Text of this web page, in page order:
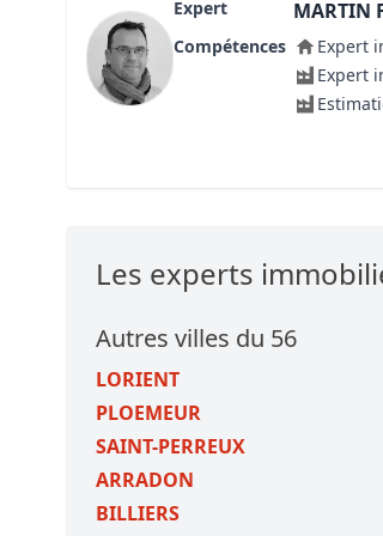
Expert MARTIN
Compétences
Expert
Expert
Les experts
Autres villes du 56
LORIENT
PLOEMEUR
SAINT-PERREUX
ARRADON
BILLIERS